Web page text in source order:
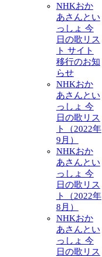
NHKおか
あさんとい
っしょ 今
日の歌リス
ト サイト
移行のお知
らせ
NHKおか
あさんとい
っしょ 今
日の歌リス
ト（2022年
9月）
NHKおか
あさんとい
っしょ 今
日の歌リス
ト（2022年
8月）
NHKおか
あさんとい
っしょ 今
日の歌リス